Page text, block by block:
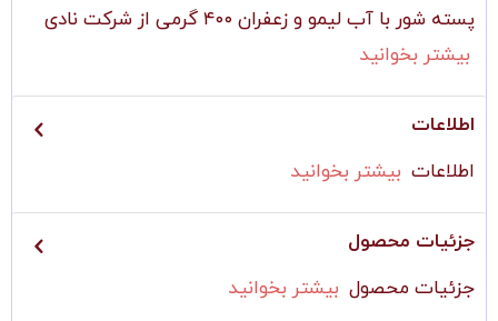
پسته شور با آب لیمو و زعفران ۴۰۰ گرمی از شرکت نادی
بیشتر بخوانید
اطلاعات
اطلاعات بیشتر بخوانید
جزئیات محصول
جزئیات محصول بیشتر بخوانید